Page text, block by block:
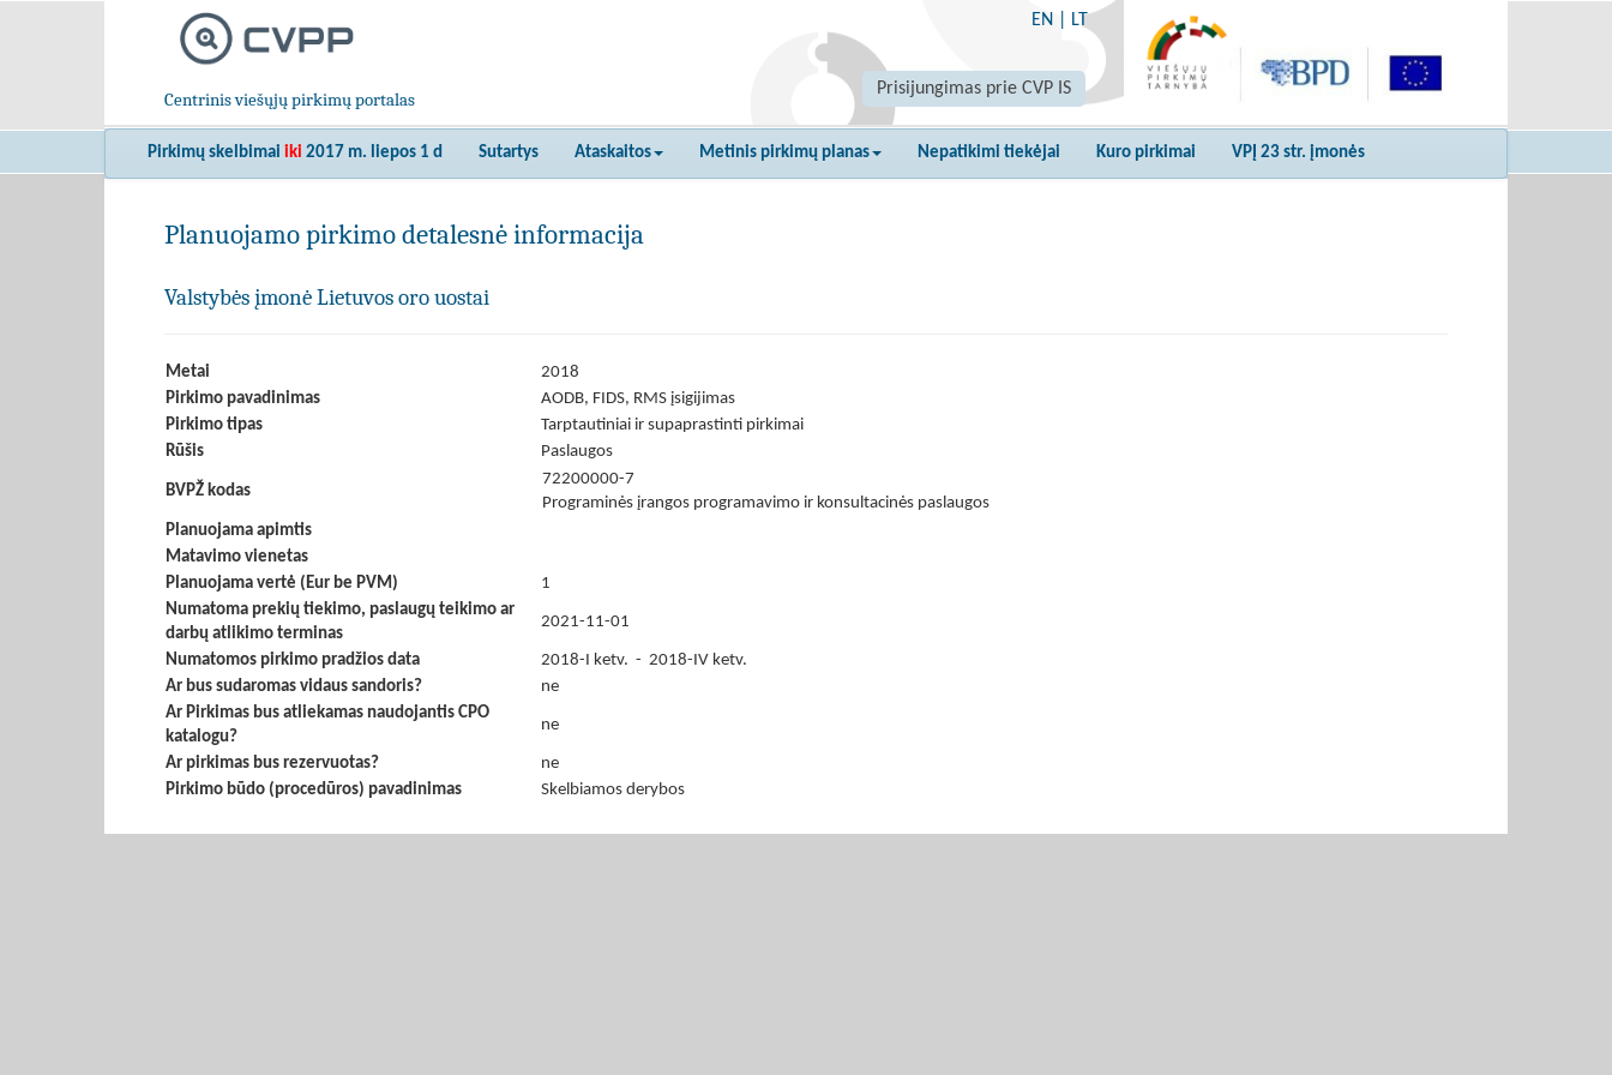
Centrinis viešųjų pirkimų portalas
EN LT
Prisijungimas prie CVP IS
Pirkimų skelbimai iki 2017 m. liepos 1 d Sutartys Ataskaitos Metinis pirkimų planas Nepatikimi tiekėjai Kuro pirkimai VPĮ 23 str. įmonės
Planuojamo pirkimo detalesnė informacija
Valstybės įmonė Lietuvos oro uostai
Metai
2018
Pirkimo pavadinimas
AODB, FIDS, RMS įsigijimas
Pirkimo tipas
Tarptautiniai ir supaprastinti pirkimai
Rūšis
Paslaugos
BVPŽ kodas
72200000-7
Programinės įrangos programavimo ir konsultacinės paslaugos
Planuojama apimtis
Matavimo vienetas
Planuojama vertė (Eur be PVM)
1
Numatoma prekių tiekimo, paslaugų teikimo ar
darbų atlikimo terminas
2021-11-01
Numatomos pirkimo pradžios data
2018-I ketv. - 2018-IV ketv.
Ar bus sudaromas vidaus sandoris?
ne
Ar Pirkimas bus atliekamas naudojantis CPO
katalogu?
ne
Ar pirkimas bus rezervuotas?
ne
Pirkimo būdo (procedūros) pavadinimas
Skelbiamos derybos